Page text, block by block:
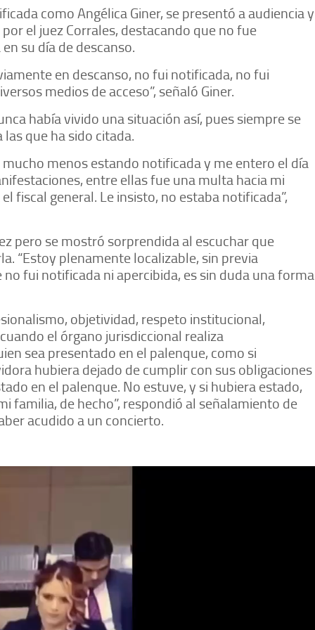
como Angélica Giner, se presentó a audiencia y
el juez Corrales, destacando que no fue
su día de descanso.
en descanso, no fui notificada, no fui
medios de acceso”, señaló Giner.
había vivido una situación así, pues siempre se
que ha sido citada.
menos estando notificada y me entero el día
entre ellas fue una multa hacia mi
fiscal general. Le insisto, no estaba notificada”,
pero se mostró sorprendida al escuchar que
“Estoy plenamente localizable, sin previa
fui notificada ni apercibida, es sin duda una forma
objetividad, respeto institucional,
el órgano jurisdiccional realiza
sea presentado en el palenque, como si
hubiera dejado de cumplir con sus obligaciones
en el palenque. No estuve, y si hubiera estado,
familia, de hecho”, respondió al señalamiento de
acudido a un concierto.